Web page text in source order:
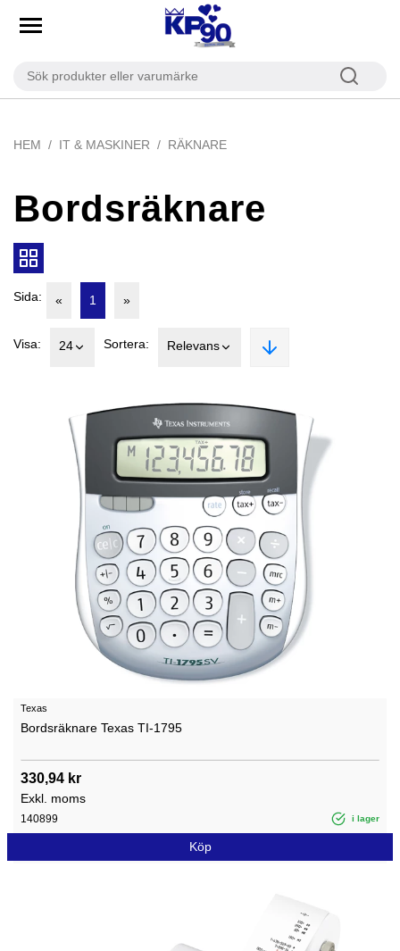
HEM IT & MASKINER RÄKNARE
Bordsräknare
Sida: « 1 »
Visa: 24 Sortera: Relevans
Texas
Bordsräknare Texas TI-1795
330,94 kr
Exkl. moms
140899 i lager
Köp